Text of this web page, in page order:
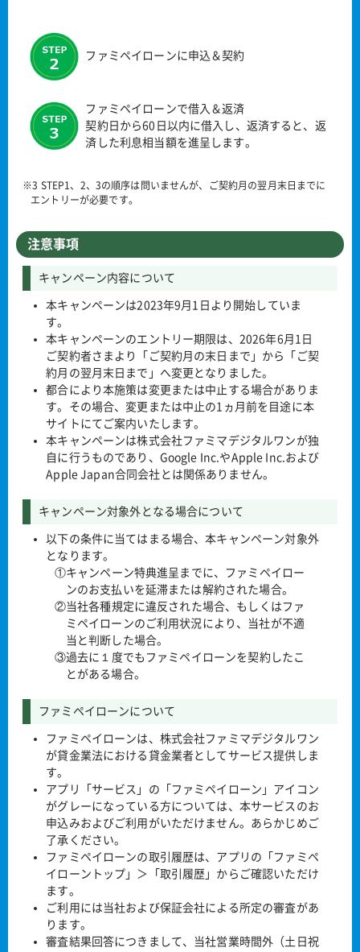
ファミペイローンに申込＆契約
ファミペイローンで借入＆返済
契約日から60日以内に借入し、返済すると、返
済した利息相当額を進呈します。
※3 STEP1、2、3の順序は問いませんが、ご契約月の翌月末日までに
エントリーが必要です。
注意事項
キャンペーン内容について
本キャンペーンは2023年9月1日より開始していま
す。
本キャンペーンのエントリー期限は、2026年6月1日
ご契約者さまより「ご契約月の末日まで」から「ご契
約月の翌月末日まで」へ変更となりました。
都合により本施策は変更または中止する場合がありま
す。その場合、変更または中止の1ヵ月前を目途に本
サイトにてご案内いたします。
本キャンペーンは株式会社ファミマデジタルワンが独
自に行うものであり、Google Inc.やApple Inc.および
Apple Japan合同会社とは関係ありません。
キャンペーン対象外となる場合について
以下の条件に当てはまる場合、本キャンペーン対象外
となります。
①キャンペーン特典進呈までに、ファミペイロー
ンのお支払いを延滞または解約された場合。
②当社各種規定に違反された場合、もしくはファ
ミペイローンのご利用状況により、当社が不適
当と判断した場合。
③過去に１度でもファミペイローンを契約したこ
とがある場合。
ファミペイローンについて
ファミペイローンは、株式会社ファミマデジタルワン
が貸金業法における貸金業者としてサービス提供しま
す。
アプリ「サービス」の「ファミペイローン」アイコン
がグレーになっている方については、本サービスのお
申込みおよびご利用がいただけません。あらかじめご
了承ください。
ファミペイローンの取引履歴は、アプリの「ファミペ
イローントップ」＞「取引履歴」からご確認いただけ
ます。
ご利用には当社および保証会社による所定の審査があ
ります。
審査結果回答につきまして、当社営業時間外（土日祝